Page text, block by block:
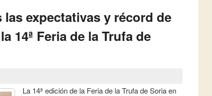
las expectativas y récord de
14ª Feria de la Trufa de
La 14ª edición de la Feria de la Trufa de Soria en